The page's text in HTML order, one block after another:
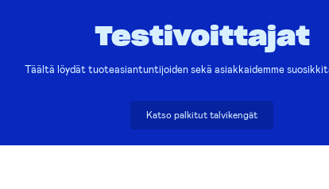
Testivoittajat
Täältä löydät tuoteasiantuntijoiden sekä asiakkaidemme
Katso palkitut talvikengät